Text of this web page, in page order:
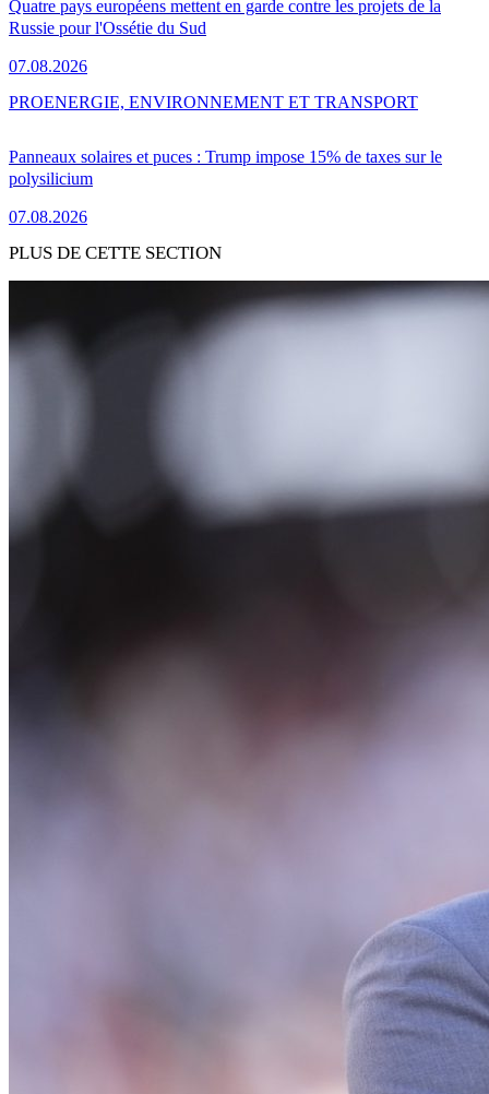
Quatre pays européens mettent en garde contre les projets de la
Russie pour l'Ossétie du Sud
07.08.2026
Panneaux solaires et puces : Trump impose 15% de taxes sur le
polysilicium
07.08.2026
PROENERGIE, ENVIRONNEMENT ET TRANSPORT
PLUS DE CETTE SECTION